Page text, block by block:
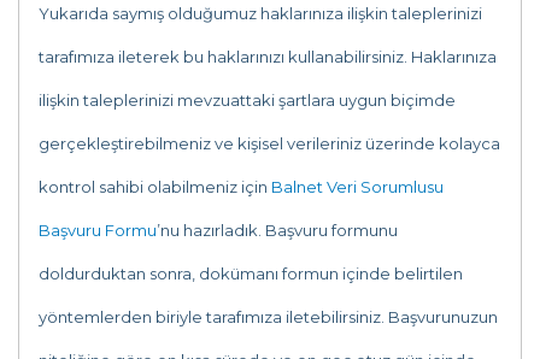
Yukarıda saymış olduğumuz haklarınıza ilişkin taleplerinizi
tarafımıza ileterek bu haklarınızı kullanabilirsiniz. Haklarınıza
ilişkin taleplerinizi mevzuattaki şartlara uygun biçimde
gerçekleştirebilmeniz ve kişisel verileriniz üzerinde kolayca
kontrol sahibi olabilmeniz için Balnet Veri Sorumlusu
Başvuru Formu’nu hazırladık. Başvuru formunu
doldurduktan sonra, dokümanı formun içinde belirtilen
yöntemlerden biriyle tarafımıza iletebilirsiniz. Başvurunuzun